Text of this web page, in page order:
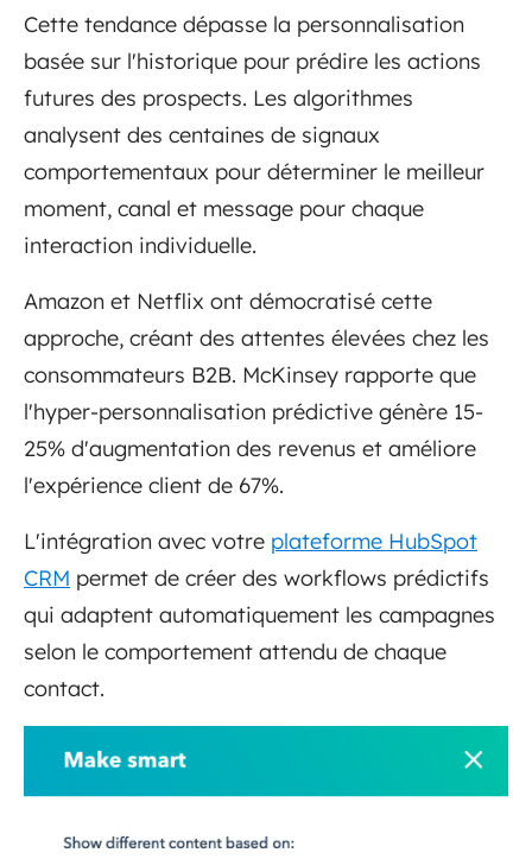
Cette tendance dépasse la personnalisation
basée sur l'historique pour prédire les actions
futures des prospects. Les algorithmes
analysent des centaines de signaux
comportementaux pour déterminer le meilleur
moment, canal et message pour chaque
interaction individuelle.
Amazon et Netflix ont démocratisé cette
approche, créant des attentes élevées chez les
consommateurs B2B. McKinsey rapporte que
l'hyper-personnalisation prédictive génère 15-
25% d'augmentation des revenus et améliore
l'expérience client de 67%.
L'intégration avec votre plateforme HubSpot
CRM permet de créer des workflows prédictifs
qui adaptent automatiquement les campagnes
selon le comportement attendu de chaque
contact.